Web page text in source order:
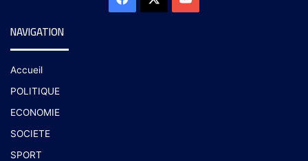
NAVIGATION
Accueil
POLITIQUE
ECONOMIE
SOCIETE
SPORT